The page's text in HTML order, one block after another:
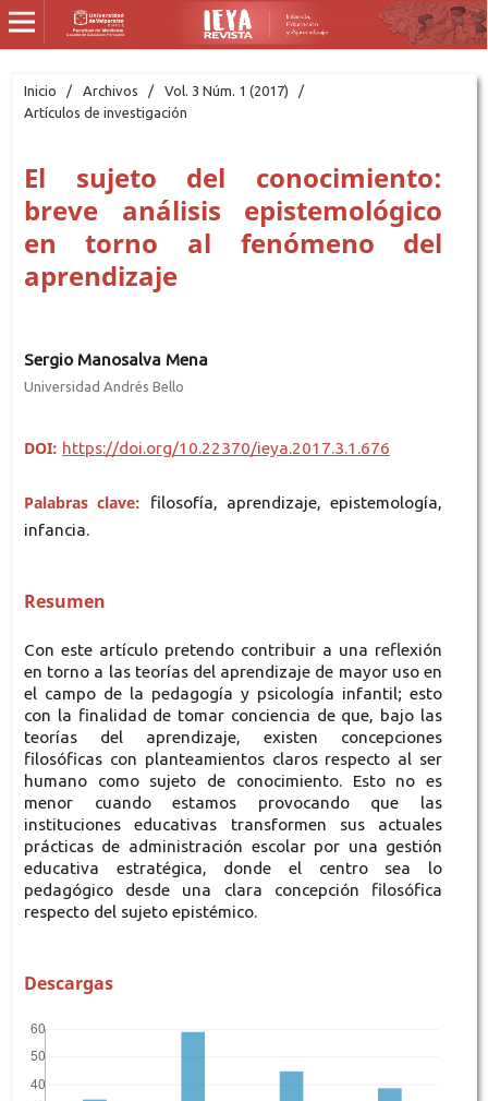
Inicio / Archivos / Vol. 3 Núm. 1 (2017)
/
Artículos de investigación
El sujeto del conocimiento:
breve análisis epistemológico
en torno al fenómeno del
aprendizaje
Sergio Manosalva Mena
Universidad Andrés Bello
DOI: https://doi.org/10.22370/ieya.2017.3.1.676
Palabras clave:
filosofía, aprendizaje, epistemología,
infancia.
Resumen
Con este artículo pretendo contribuir a una reflexión
en torno a las teorías del aprendizaje de mayor uso en
el campo de la pedagogía y psicología infantil; esto
con la finalidad de tomar conciencia de que, bajo las
teorías del aprendizaje, existen concepciones
filosóficas con planteamientos claros respecto al ser
humano como sujeto de conocimiento. Esto no es
menor cuando estamos provocando que las
instituciones educativas transformen sus actuales
prácticas de administración escolar por una gestión
educativa estratégica, donde el centro sea lo
pedagógico desde una clara concepción filosófica
respecto del sujeto epistémico.
Descargas